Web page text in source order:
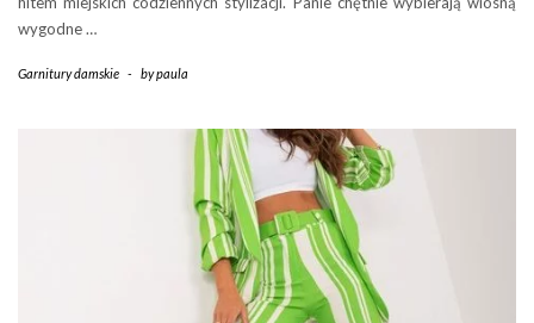
wygodne …
Garnitury damskie - bypaula